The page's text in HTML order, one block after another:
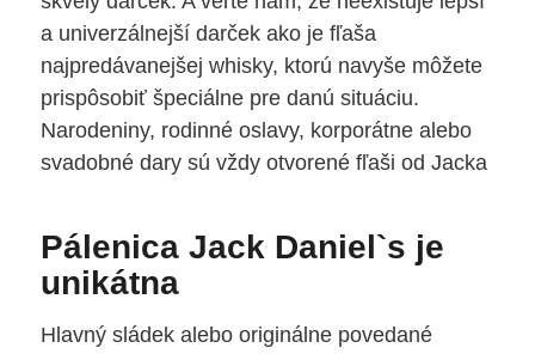
a univerzálnejší darček ako je fľaša
najpredávanejšej whisky, ktorú navyše môžete
prispôsobiť špeciálne pre danú situáciu.
Narodeniny, rodinné oslavy, korporátne alebo
svadobné dary sú vždy otvorené fľaši od Jacka
Pálenica Jack Daniel`s je
unikátna
Hlavný sládek alebo originálne povedané